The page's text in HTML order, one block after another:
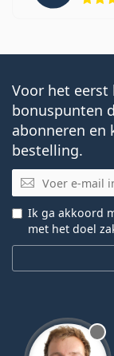
Voor het eerst
bonuspunten
abonneren en
bestelling.
E-mail
Ik ga akkoord
met het doel